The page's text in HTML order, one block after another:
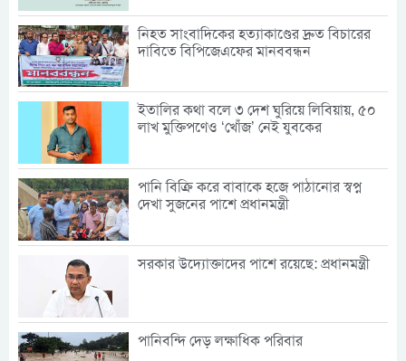
নিহত সাংবাদিকের হত্যাকাণ্ডের দ্রুত বিচারের
দাবিতে বিপিজেএফের মানববন্ধন
ইতালির কথা বলে ৩ দেশ ঘুরিয়ে লিবিয়ায়, ৫০
লাখ মুক্তিপণেও ‘খোঁজ’ নেই যুবকের
পানি বিক্রি করে বাবাকে হজে পাঠানোর স্বপ্ন
দেখা সুজনের পাশে প্রধানমন্ত্রী
সরকার উদ্যোক্তাদের পাশে রয়েছে: প্রধানমন্ত্রী
পানিবন্দি দেড় লক্ষাধিক পরিবার